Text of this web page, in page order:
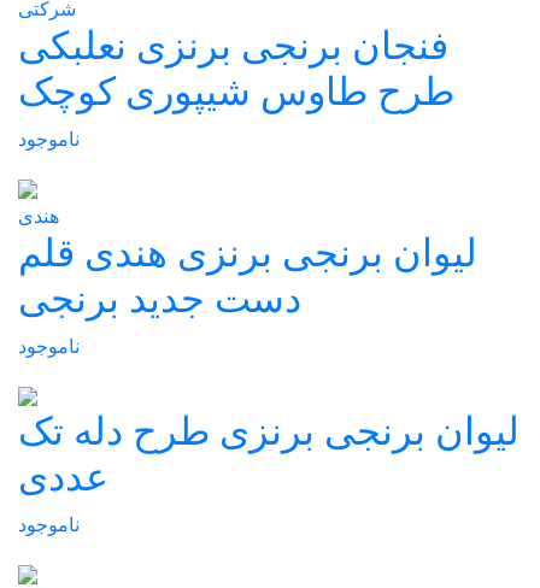
شرکتی
فنجان برنجی برنزی نعلبکی
طرح طاوس شیپوری کوچک
ناموجود
هندی
لیوان برنجی برنزی هندی قلم
دست جدید برنجی
ناموجود
لیوان برنجی برنزی طرح دله تک
عددی
ناموجود